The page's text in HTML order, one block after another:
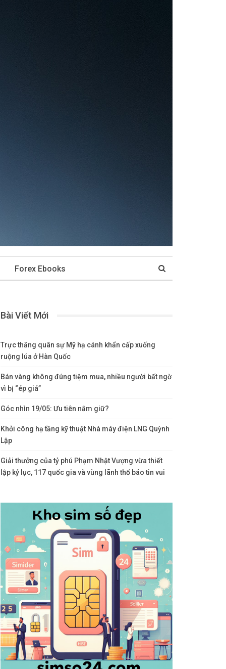
Forex Ebooks
Bài Viết Mới
Trực thăng quân sự Mỹ hạ cánh khẩn cấp xuống
ruộng lúa ở Hàn Quốc
Bán vàng không đúng tiệm mua, nhiều người bất ngờ
vì bị “ép giá”
Góc nhìn 19/05: Ưu tiên nắm giữ?
Khởi công hạ tầng kỹ thuật Nhà máy điện LNG Quỳnh
Lập
Giải thưởng của tỷ phú Phạm Nhật Vượng vừa thiết
lập kỷ lục, 117 quốc gia và vùng lãnh thổ báo tin vui